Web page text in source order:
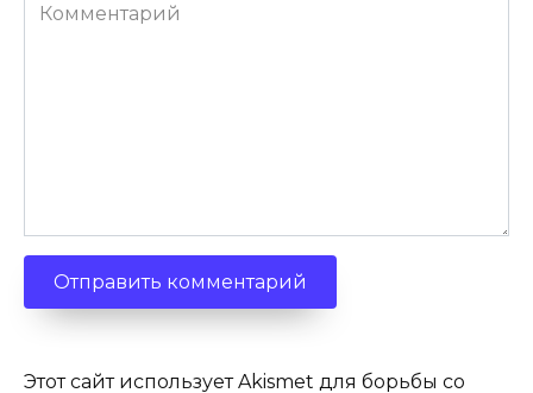
Этот сайт использует Akismet для борьбы со